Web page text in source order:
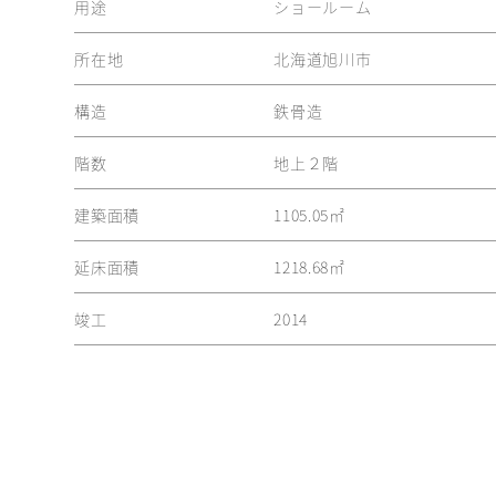
用途 ショールーム
所在地 北海道旭川市
構造 鉄骨造
階数 地上２階
建築面積 1105.05㎡
延床面積 1218.68㎡
竣工 2014